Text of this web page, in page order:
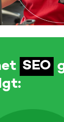
SEO